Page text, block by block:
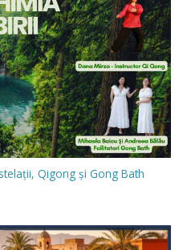
Qigong și Gong Bath